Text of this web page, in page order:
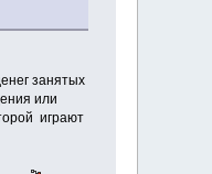
занятых
или
играют